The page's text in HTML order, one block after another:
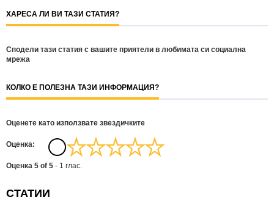
ХАРЕСА ЛИ ВИ ТАЗИ СТАТИЯ?
Сподели тази статия с вашите приятели в любимата си социална
мрежа
КОЛКО Е ПОЛЕЗНА ТАЗИ ИНФОРМАЦИЯ?
Оценете като използвате звездичките
Oценка:
Оценка 5 of 5 - 1 глас.
СТАТИИ